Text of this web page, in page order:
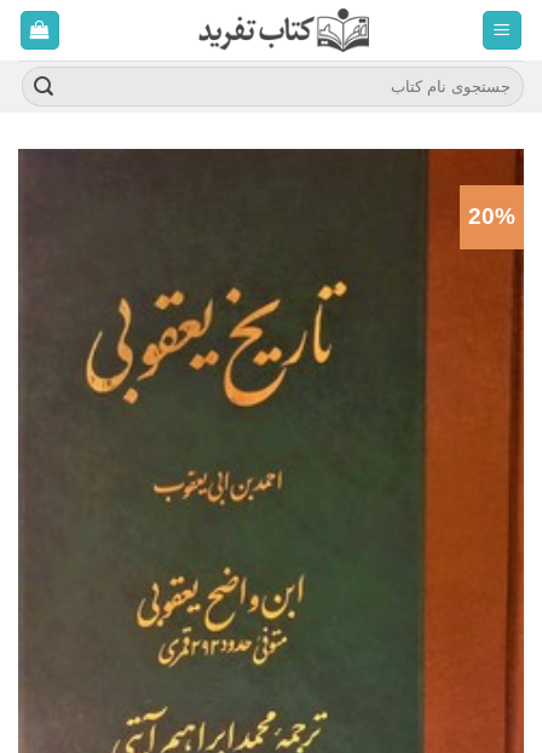
محتوا
برویدجستجو
برای:
20%